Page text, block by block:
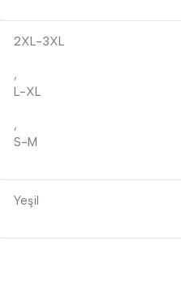
2XL-3XL
,
L-XL
,
S-M
Yeşil